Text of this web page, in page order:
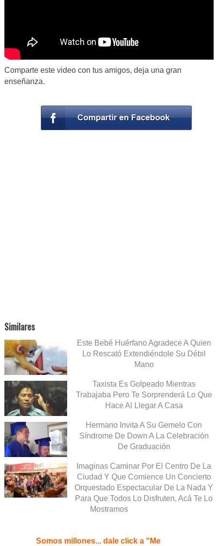
Comparte este video con tus amigos, deja una gran
enseñanza.
Similares
Este Bebé Huérfano Agradece A Quien
Lo Rescató Extendiéndole Su Débil
Mano
Taxista Es Golpeado Mientras
Trabajaba Pero Te Sorprenderá Lo Que
Hace Al Llegar A Casa
Hermano Invita A Su Gemelo Con
Síndrome De Down A La Celebración
De Graduación
Imaginas Caminar Por El Centro De La
Ciudad Y Que Comience Un Concierto
Orquestado Espectacular De La Nada Y
Para Que Todos Lo Disfruten, Acá Te Lo
Mostramos
Somos millones... dale click a "Me